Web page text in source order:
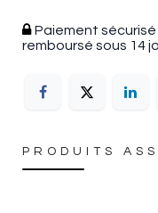
Paiement sécurisé
remboursé sous 14
PRODUITS